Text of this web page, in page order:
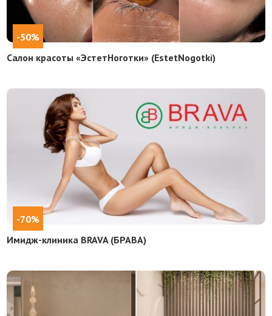
-50%
Салон красоты «ЭстетНоготки» (EstetNogotki)
-70%
Имидж-клиника BRAVA (БРАВА)